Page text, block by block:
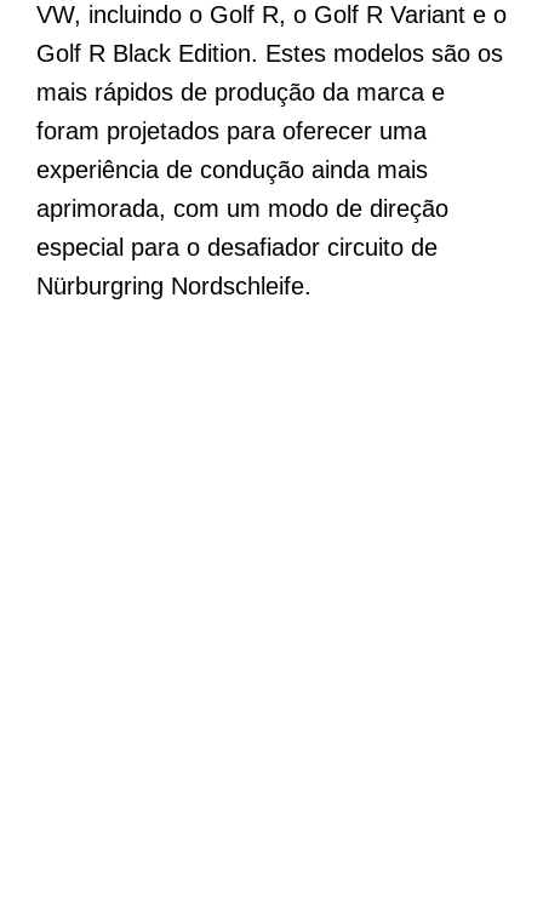
VW, incluindo o Golf R, o Golf R Variant e o
Golf R Black Edition. Estes modelos são os
mais rápidos de produção da marca e
foram projetados para oferecer uma
experiência de condução ainda mais
aprimorada, com um modo de direção
especial para o desafiador circuito de
Nürburgring Nordschleife.